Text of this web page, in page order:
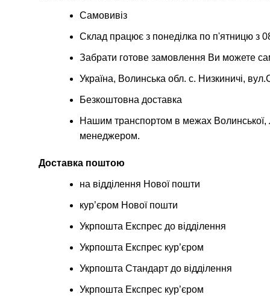
Самовивіз
Склад працює з понеділка по п'ятницю з
Забрати готове замовлення Ви можете
Україна, Волинська обл. с. Низкиничі,
Безкоштовна доставка
Нашим транспортом в межах Волинської,
менеджером.
Доставка поштою
на відділення Нової пошти
кур’єром Нової пошти
Укрпошта Експрес до відділення
Укрпошта Експрес кур’єром
Укрпошта Стандарт до відділення
Укрпошта Експрес кур’єром